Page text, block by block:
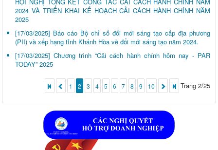
2024 VÀ TRIỂN KHAI KẾ HOẠCH CẢI CÁCH HÀNH CHÍNH NĂM
2025
[17/03/2025] Báo cáo Bộ chỉ số đổi mới sáng tạo cấp địa phương
(PII) và xếp hạng tỉnh Khánh Hòa về đổi mới sáng tạo năm 2024.
[17/03/2025] Chương trình “Cải cách hành chính hôm nay - PAR
TODAY” 2025
1 2 3 4 5 6 7 8 9 10 Trang 2/25